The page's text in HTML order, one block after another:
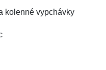
kolenné vypchávky